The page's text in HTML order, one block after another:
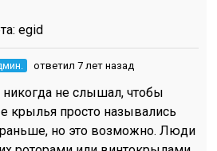
egid
ответил 7 лет назад
никогда не слышал, чтобы
крылья просто назывались
но это возможно. Люди